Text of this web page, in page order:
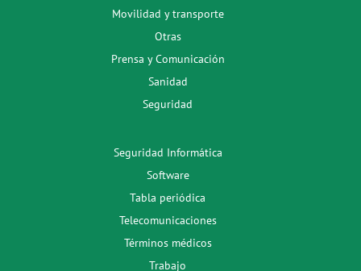
Movilidad y transporte
Otras
Prensa y Comunicación
Sanidad
Seguridad
Seguridad Informática
Software
Tabla periódica
Telecomunicaciones
Términos médicos
Trabajo